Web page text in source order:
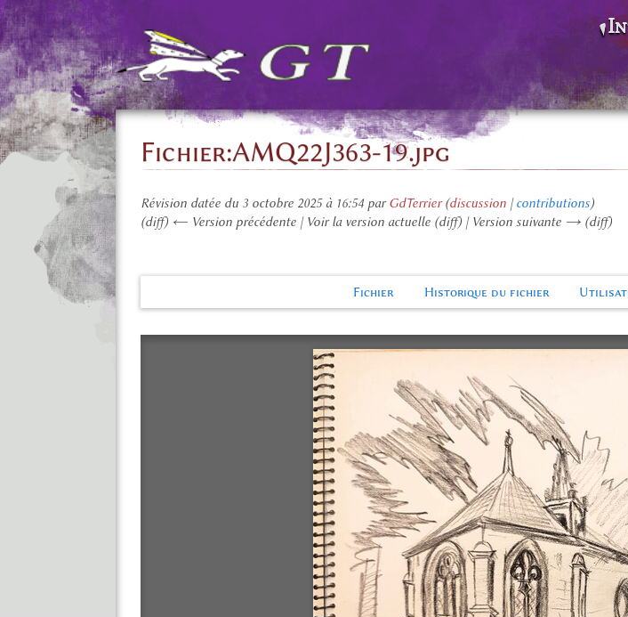
Fichier:AMQ22J363-19.jpg
Révision datée du 3 octobre 2025 à 16:54 parGdTerrier (discussion |contributions)
(diff) ← Version précédente | Voir la version actuelle (diff) | Version suivante → (diff)
Fichier Historique du fichier